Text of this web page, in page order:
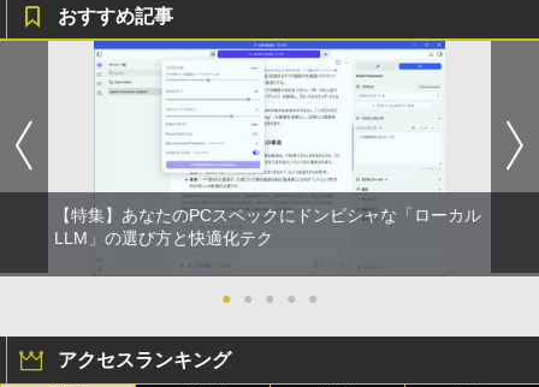
BUGS LIFE
￥250
コカ・コーラ やかんの麦茶 from 爽健美茶 ラ
ベルレス 650mlPET×24本
￥2,009
スーパーの裏でヤニ吸うふたり 9巻 (デジタル
版ビッグガンガンコミックス)
￥810
おすすめ記事
【特集】あなたのPCスペックにドンピシャな「ローカル
LLM」の選び方と快適化テク
● ● ● ● ●
アクセスランキング